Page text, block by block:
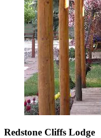
Redstone Cliffs Lodge